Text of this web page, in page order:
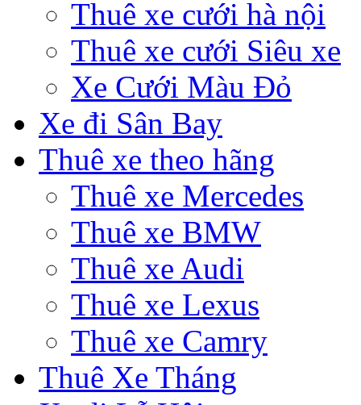
Thuê xe cưới hà nội
Thuê xe cưới Siêu xe
Xe Cưới Màu Đỏ
Xe đi Sân Bay
Thuê xe theo hãng
Thuê xe Mercedes
Thuê xe BMW
Thuê xe Audi
Thuê xe Lexus
Thuê xe Camry
Thuê Xe Tháng